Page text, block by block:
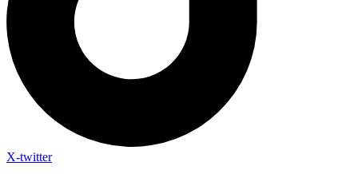
X-twitter